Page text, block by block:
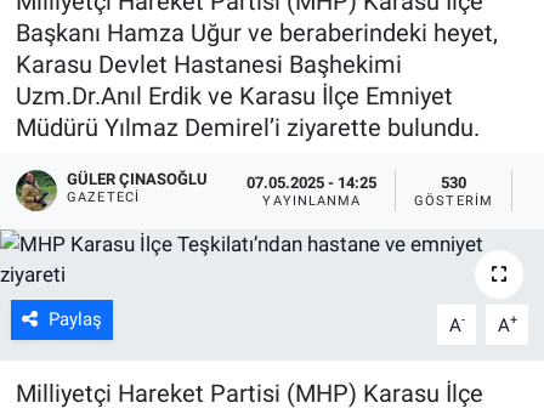
Başkanı Hamza Uğur ve beraberindeki heyet,
Karasu Devlet Hastanesi Başhekimi
Uzm.Dr.Anıl Erdik ve Karasu İlçe Emniyet
Müdürü Yılmaz Demirel’i ziyarette bulundu.
GÜLER ÇINASOĞLU
GAZETECI
07.05.2025 - 14:25
YAYINLANMA
530
GÖSTERIM
Paylaş A- A+
Milliyetçi Hareket Partisi (MHP) Karasu İlçe